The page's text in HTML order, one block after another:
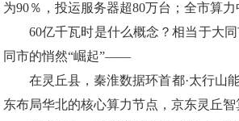
为90％，投运服务器超80万台；全市算
60亿千瓦时是什么概念？相当于大
同市的悄然“崛起”——
在灵丘县，秦淮数据环首都·太行山
东布局华北的核心算力节点，京东灵丘